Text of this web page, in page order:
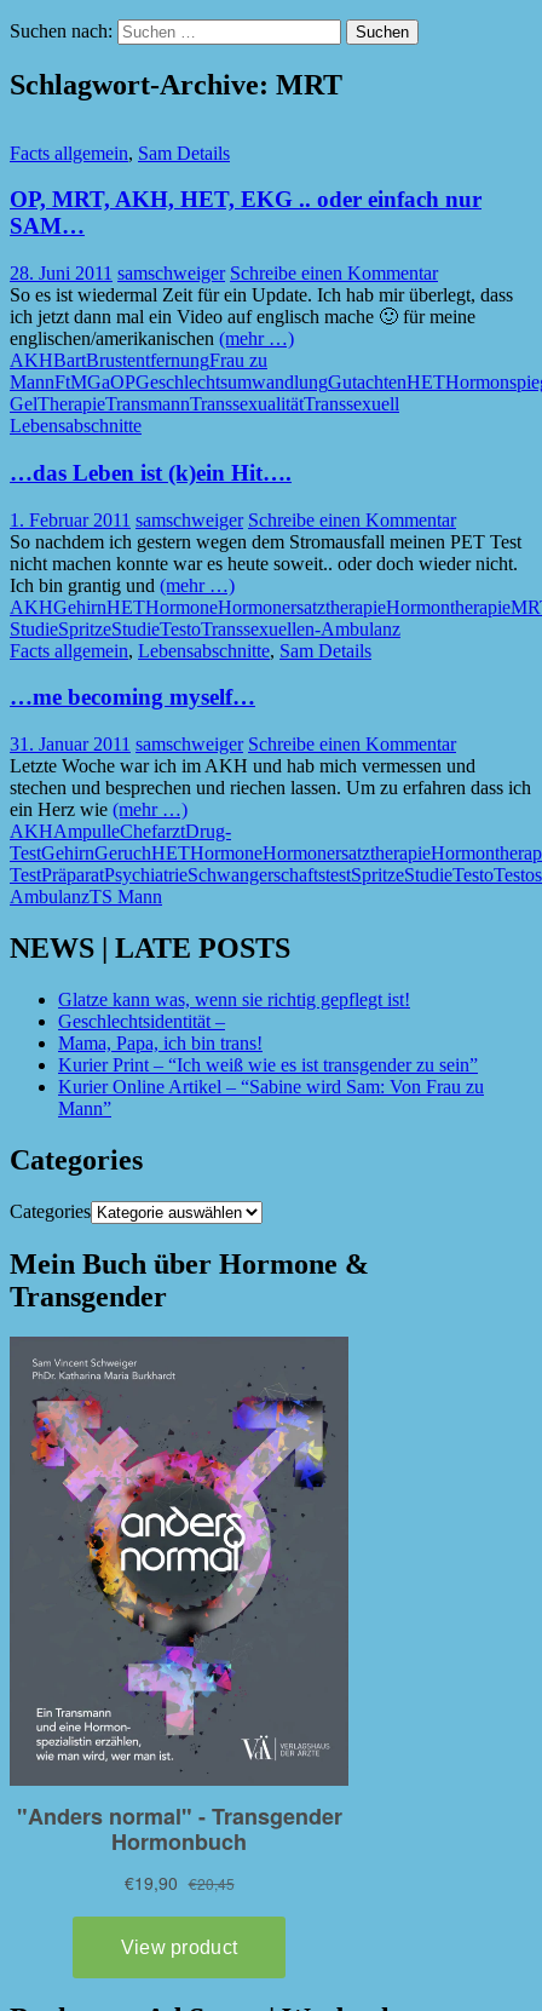
Suchen nach:
Schlagwort-Archive: MRT
Facts allgemein, Sam Details
OP, MRT, AKH, HET, EKG .. oder einfach nur
SAM…
28. Juni 2011 samschweiger Schreibe einen Kommentar
So es ist wiedermal Zeit für ein Update. Ich hab mir überlegt, dass
ich jetzt dann mal ein Video auf englisch mache 🙂 für meine
englischen/amerikanischen (mehr …)
AKHBartBrustentfernungFrau zu
MannFtMGaOPGeschlechtsumwandlungGutachtenHET
GelTherapieTransmannTranssexualitätTranssexuell
Lebensabschnitte
…das Leben ist (k)ein Hit….
1. Februar 2011 samschweiger Schreibe einen Kommentar
So nachdem ich gestern wegen dem Stromausfall meinen PET Test
nicht machen konnte war es heute soweit.. oder doch wieder nicht.
Ich bin grantig und (mehr …)
AKHGehirnHETHormoneHormonersatztherapieHormontherapie
StudieSpritzeStudieTestoTranssexuellen-Ambulanz
Facts allgemein, Lebensabschnitte, Sam Details
…me becoming myself…
31. Januar 2011 samschweiger Schreibe einen Kommentar
Letzte Woche war ich im AKH und hab mich vermessen und
stechen und besprechen und riechen lassen. Um zu erfahren dass ich
ein Herz wie (mehr …)
AKHAmpulleChefarztDrug-
TestGehirnGeruchHETHormoneHormonersatztherapie
TestPräparatPsychiatrieSchwangerschaftstestSpritzeStudieTesto
AmbulanzTS Mann
NEWS | LATE POSTS
Glatze kann was, wenn sie richtig gepflegt ist!
Geschlechtsidentität –
Mama, Papa, ich bin trans!
Kurier Print – “Ich weiß wie es ist transgender zu sein”
Kurier Online Artikel – “Sabine wird Sam: Von Frau zu
Mann”
Categories
Categories
Mein Buch über Hormone &
Transgender